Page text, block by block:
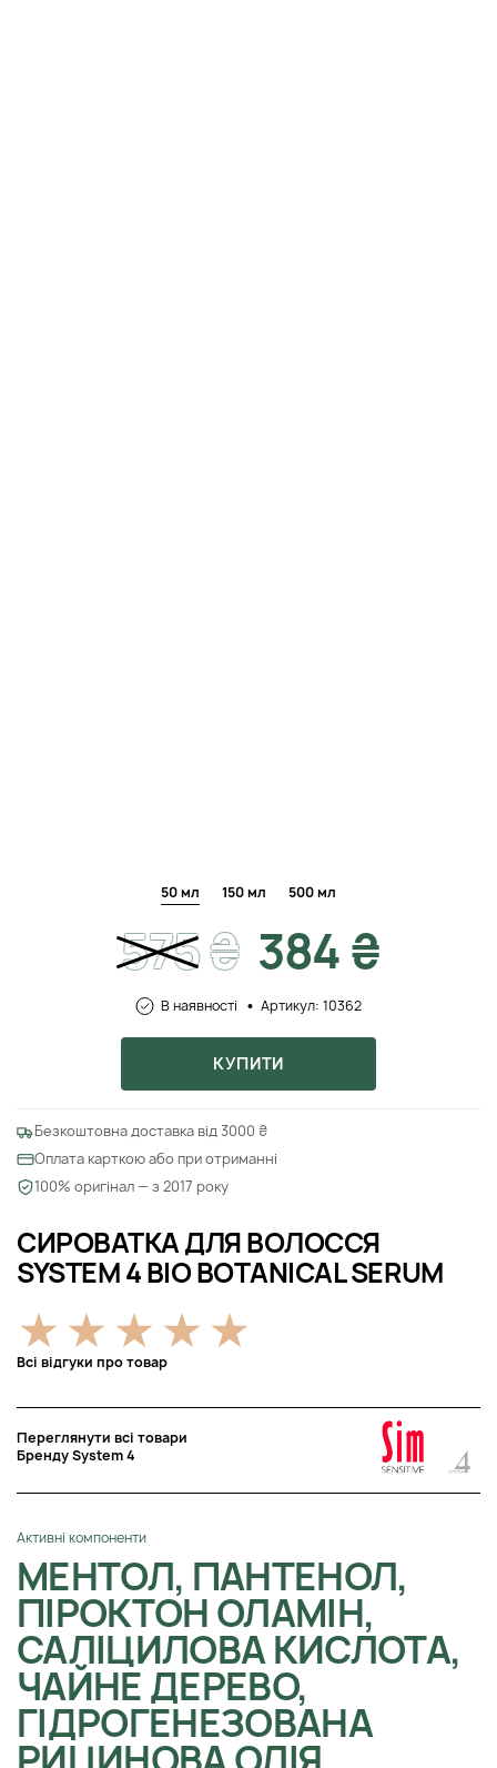
СИРОВАТКА ДЛЯ ВОЛОССЯ
SYSTEM 4 BIO BOTANICAL SERUM
Всі відгуки про товар
Переглянути всі товари
Бренду System 4
Активні компоненти
МЕНТОЛ, ПАНТЕНОЛ,
ПІРОКТОН ОЛАМІН,
САЛІЦИЛОВА КИСЛОТА,
ЧАЙНЕ ДЕРЕВО,
ГІДРОГЕНЕЗОВАНА
50 мл 150 мл 500 мл
575₴ 384 ₴
В наявності Артикул: 10362
КУПИТИ
Безкоштовна доставка від 3000 ₴
Оплата карткою або при отриманні
100% оригінал — з 2017 року